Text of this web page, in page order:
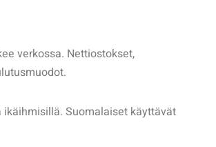
verkossa. Nettiostokset,
Suomalaiset käyttävät